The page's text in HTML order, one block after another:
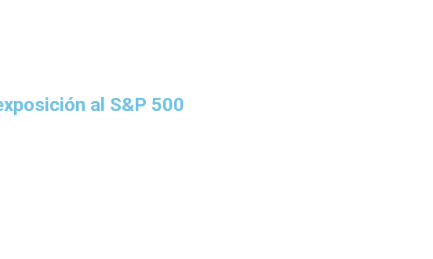
al S&P 500